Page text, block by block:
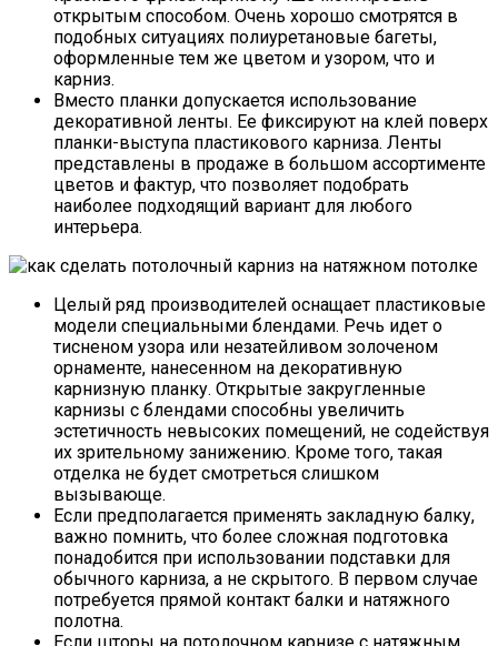
открытым способом. Очень хорошо смотрятся в
подобных ситуациях полиуретановые багеты,
оформленные тем же цветом и узором, что и
карниз.
Вместо планки допускается использование
декоративной ленты. Ее фиксируют на клей поверх
планки-выступа пластикового карниза. Ленты
представлены в продаже в большом ассортименте
цветов и фактур, что позволяет подобрать
наиболее подходящий вариант для любого
интерьера.
Целый ряд производителей оснащает пластиковые
модели специальными блендами. Речь идет о
тисненом узора или незатейливом золоченом
орнаменте, нанесенном на декоративную
карнизную планку. Открытые закругленные
карнизы с блендами способны увеличить
эстетичность невысоких помещений, не содействуя
их зрительному занижению. Кроме того, такая
отделка не будет смотреться слишком
вызывающе.
Если предполагается применять закладную балку,
важно помнить, что более сложная подготовка
понадобится при использовании подставки для
обычного карниза, а не скрытого. В первом случае
потребуется прямой контакт балки и натяжного
полотна.